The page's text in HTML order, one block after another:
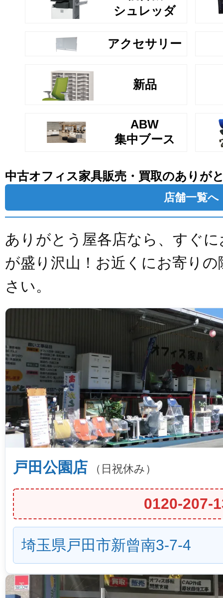
シュレッダ
アクセサリー
新品
ABW
集中ブース
中古オフィス家具販売・買取のありが
店舗一覧へ
ありがとう屋各店なら、すぐ
が盛り沢山！お近くにお寄り
さい。
戸田公園店 （日祝休み）
0120-207-
埼玉県戸田市新曾南3-7-4